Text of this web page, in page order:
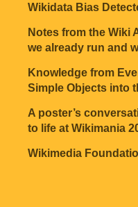
Wikidata Bias
Notes from the Wiki
we already run and
Knowledge from
Simple Objects into
A poster’s
to life at Wikimania
Wikimedia